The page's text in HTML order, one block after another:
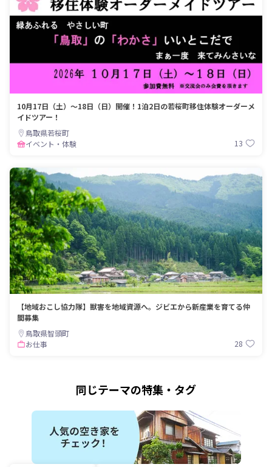
10月17日（土）～18日（日）開催！1泊2日の若桜町移住体験オーダーメ
イドツアー！
鳥取県若桜町
イベント・体験
13
【地域おこし協力隊】獣害を地域資源へ。ジビエから新産業を育てる仲
間募集
鳥取県智頭町
お仕事
28
同じテーマの特集・タグ